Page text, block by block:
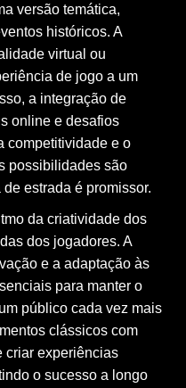
versão temática,
históricos. A
virtual ou
de jogo a um
a integração de
online e desafios
competitividade e o
possibilidades são
estrada é promissor.
da criatividade dos
dos jogadores. A
e a adaptação às
para manter o
público cada vez mais
clássicos com
criar experiências
o sucesso a longo